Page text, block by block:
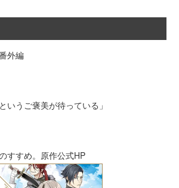
外編
いうご褒美が待っている」
すすめ。原作公式HP